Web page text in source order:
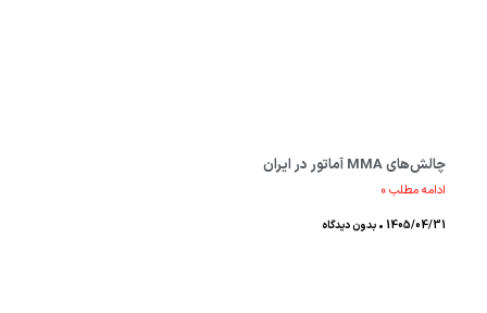
چالش‌های MMA آماتور در ایران
ادامه مطلب »
1405/04/31 بدون دیدگاه